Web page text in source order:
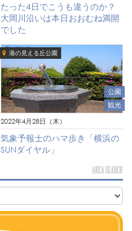
たった4日でこうも違うのか？
大岡川沿いは本日おおむね満開
でした
港の見える丘公園
公園
観光
2022年4月28日（木）
気象予報士のハマ歩き「横浜の
SUNダイヤル」
AREA SEARCH